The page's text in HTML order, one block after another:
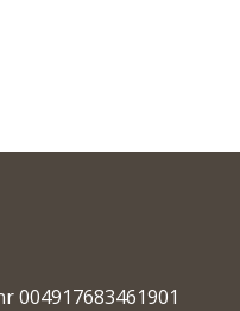
004917683461901